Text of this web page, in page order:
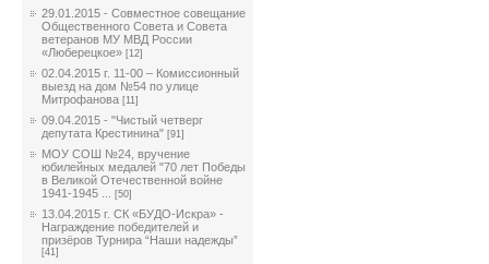
29.01.2015 - Совместное совещание
Общественного Совета и Совета
ветеранов МУ МВД России
«Люберецкое» [12]
02.04.2015 г. 11-00 – Комиссионный
выезд на дом №54 по улице
Митрофанова [11]
09.04.2015 - "Чистый четверг
депутата Крестинина" [91]
МОУ СОШ №24, вручение
юбилейных медалей "70 лет Победы
в Великой Отечественной войне
1941-1945 ...
[50]
13.04.2015 г. СК «БУДО-Искра» -
Награждение победителей и
призёров Турнира “Наши надежды”
[41]